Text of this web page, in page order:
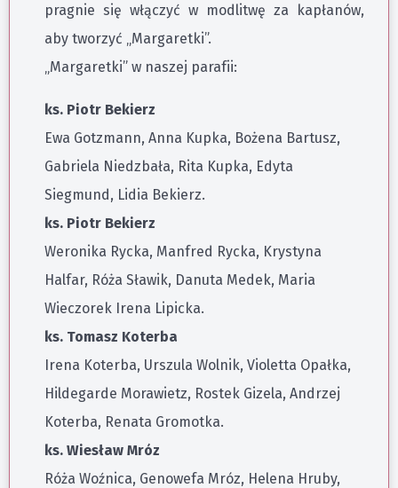
pragnie się włączyć w modlitwę za kapłanów,
aby tworzyć „Margaretki”.
„Margaretki” w naszej parafii:
ks. Piotr Bekierz
Ewa Gotzmann, Anna Kupka, Bożena Bartusz,
Gabriela Niedzbała, Rita Kupka, Edyta
Siegmund, Lidia Bekierz.
ks. Piotr Bekierz
Weronika Rycka, Manfred Rycka, Krystyna
Halfar, Róża Sławik, Danuta Medek, Maria
Wieczorek Irena Lipicka.
ks. Tomasz Koterba
Irena Koterba, Urszula Wolnik, Violetta Opałka,
Hildegarde Morawietz, Rostek Gizela, Andrzej
Koterba, Renata Gromotka.
ks. Wiesław Mróz
Róża Woźnica, Genowefa Mróz, Helena Hruby,